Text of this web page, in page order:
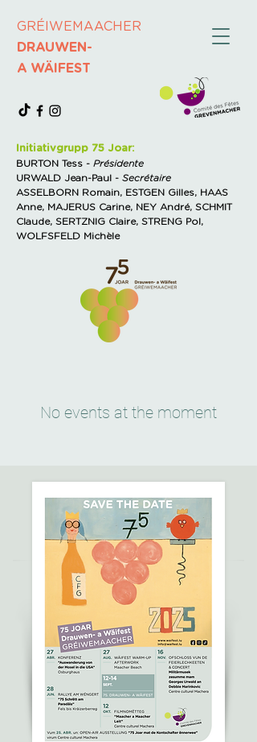
GRÉIWEMAACHER
DRAUWEN-
A WÄIFEST
Initiativgrupp 75 Joar:
BURTON Tess - Présidente
URWALD Jean-Paul - Secrétaire
ASSELBORN Romain, ESTGEN Gilles, HAAS
Anne, MAJERUS Carine, NEY André, SCHMIT
Claude, SERTZNIG Claire, STRENG Pol,
WOLFSFELD Michèle
No events at the moment